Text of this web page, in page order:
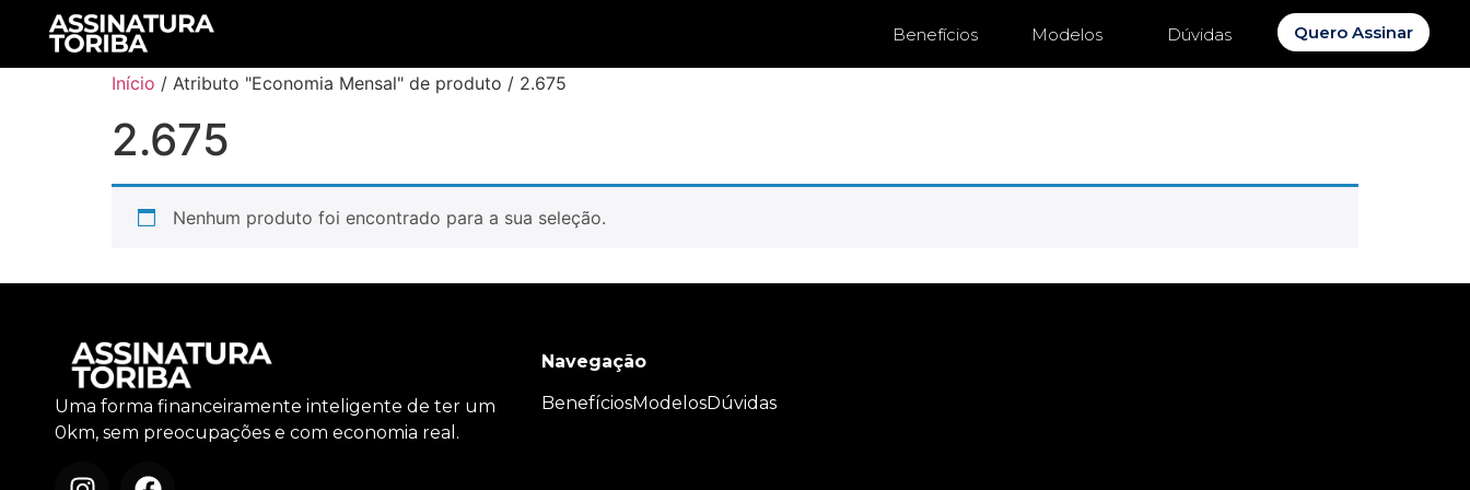
Benefícios Modelos Dúvidas Quero Assinar
Início / Atributo "Economia Mensal" de produto / 2.675
2.675
Nenhum produto foi encontrado para a sua seleção.
Uma forma financeiramente inteligente de ter um
0km, sem preocupações e com economia real.
Navegação
BenefíciosModelosDúvidas